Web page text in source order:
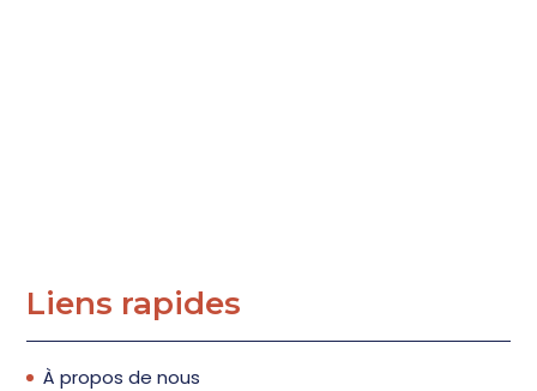
Liens rapides
À propos de nous